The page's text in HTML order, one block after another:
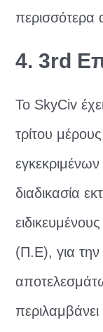
περισσότερα
4. 3rd
Το SkyCiv
τρίτου
διαδικασία
(Π.Ε), για